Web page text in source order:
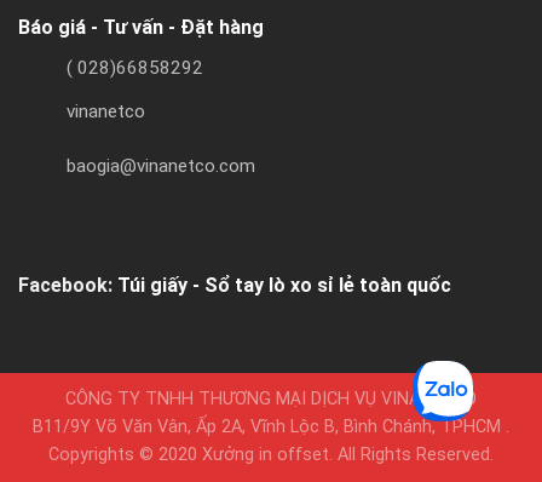
Báo giá - Tư vấn - Đặt hàng
( 028)66858292
vinanetco
baogia@vinanetco.com
Facebook: Túi giấy - Sổ tay lò xo sỉ lẻ toàn quốc
CÔNG TY TNHH THƯƠNG MẠI DỊCH VỤ VINANETCO
B11/9Y Võ Văn Vân, Ấp 2A, Vĩnh Lộc B, Bình Chánh, TPHCM .
Copyrights © 2020 Xưởng in offset. All Rights Reserved.